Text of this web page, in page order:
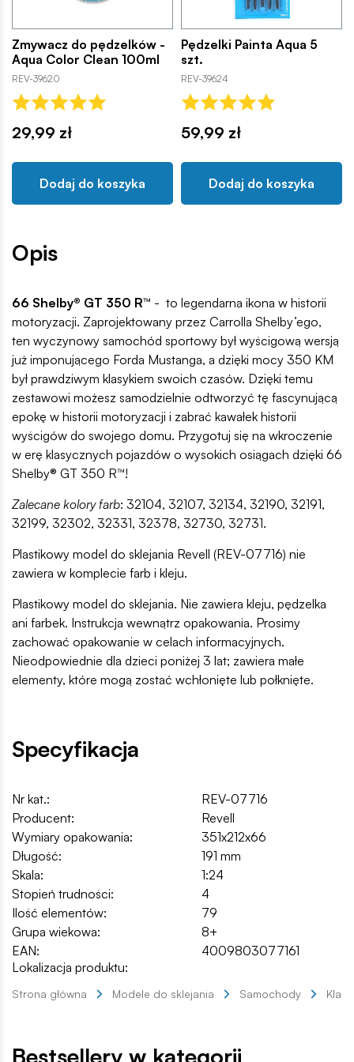
Zmywacz do pędzelków -
Aqua Color Clean 100ml
REV-39620
29,99 zł
Dodaj do koszyka
Pędzelki Painta Aqua 5
szt.
REV-39624
59,99 zł
Dodaj do koszyka
Opis
66 Shelby® GT 350 R™ - to legendarna ikona w historii
motoryzacji. Zaprojektowany przez Carrolla Shelby’ego,
ten wyczynowy samochód sportowy był wyścigową wersją
już imponującego Forda Mustanga, a dzięki mocy 350 KM
był prawdziwym klasykiem swoich czasów. Dzięki temu
zestawowi możesz samodzielnie odtworzyć tę fascynującą
epokę w historii motoryzacji i zabrać kawałek historii
wyścigów do swojego domu. Przygotuj się na wkroczenie
w erę klasycznych pojazdów o wysokich osiągach dzięki 66
Shelby® GT 350 R™!
Zalecane kolory farb: 32104, 32107, 32134, 32190, 32191,
32199, 32302, 32331, 32378, 32730, 32731.
Plastikowy model do sklejania Revell (REV-07716) nie
zawiera w komplecie farb i kleju.
Plastikowy model do sklejania. Nie zawiera kleju, pędzelka
ani farbek. Instrukcja wewnątrz opakowania. Prosimy
zachować opakowanie w celach informacyjnych.
Nieodpowiednie dla dzieci poniżej 3 lat; zawiera małe
elementy, które mogą zostać wchłonięte lub połknięte.
Specyfikacja
Nr kat.:
REV-07716
Producent:
Revell
Wymiary opakowania:
351x212x66
Długość:
191 mm
Skala:
1:24
Stopień trudności:
4
Ilość elementów:
79
Grupa wiekowa:
8+
EAN:
4009803077161
Lokalizacja produktu:
Strona główna Modele do sklejania Samochody
Bestsellery w kategorii